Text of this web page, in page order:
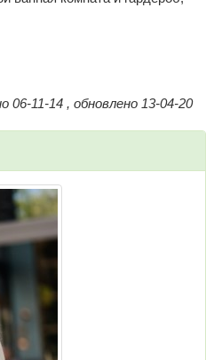
06-11-14 , обновлено 13-04-20